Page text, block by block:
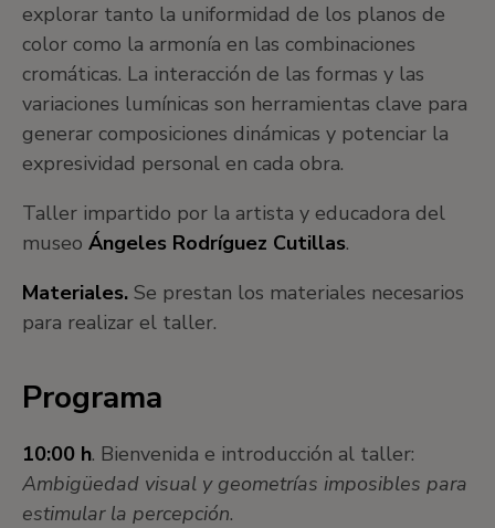
explorar tanto la uniformidad de los planos de
color como la armonía en las combinaciones
cromáticas. La interacción de las formas y las
variaciones lumínicas son herramientas clave para
generar composiciones dinámicas y potenciar la
expresividad personal en cada obra.
Taller impartido por la artista y educadora del
museo Ángeles Rodríguez Cutillas.
Materiales. Se prestan los materiales necesarios
para realizar el taller.
Programa
10:00 h. Bienvenida e introducción al taller:
Ambigüedad visual y geometrías imposibles para
estimular la percepción.